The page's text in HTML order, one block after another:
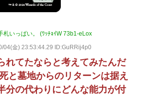
札いっぱい。 (ﾜｯﾁｮｲW 73b1-eLox
04(金) 23:53:44.29 ID:GuRRij4p0
れてたならと考えてみたんだ
と墓地からのリターンは据え
分の代わりにどんな能力が付